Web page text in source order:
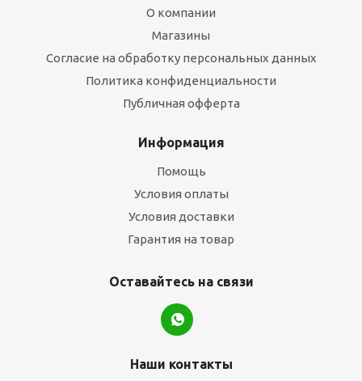
О компании
Магазины
Согласие на обработку персональных данных
Политика конфиденциальности
Публичная офферта
Информация
Помощь
Условия оплаты
Условия доставки
Гарантия на товар
Оставайтесь на связи
Наши контакты